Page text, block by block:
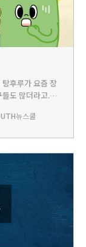
후루가 요즘 장
도 많더라고. 그
뉴스쿨